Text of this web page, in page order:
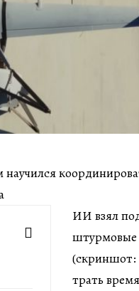
ИИ взял
трать